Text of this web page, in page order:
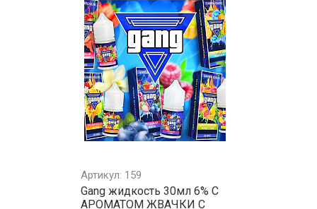
Артикул: 159
Gang жидкость 30мл 6% С
АРОМАТОМ ЖВАЧКИ С